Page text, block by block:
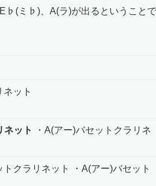
ミ♭)、A(ラ)が出るということで
ット
ネット
・A(アー)バセットクラリネ
クラリネット ・A(アー)バセット